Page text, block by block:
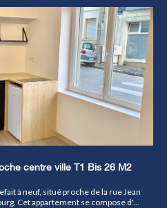
centre ville T1 Bis 26 M2
à neuf, situé proche de la rue Jean
Cet appartement se compose d'...